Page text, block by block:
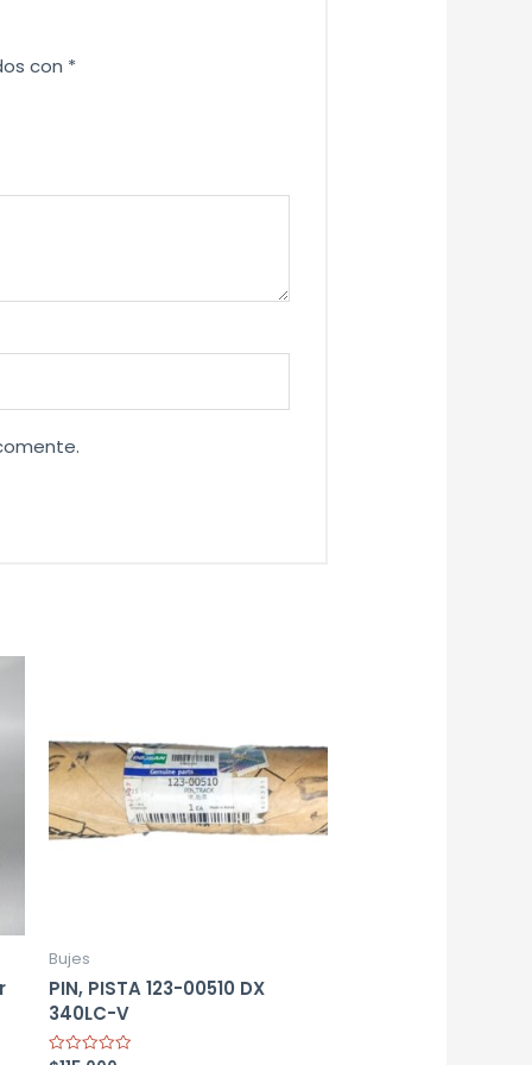
con *
Bujes
PIN, PISTA 123-00510 DX
340LC-V